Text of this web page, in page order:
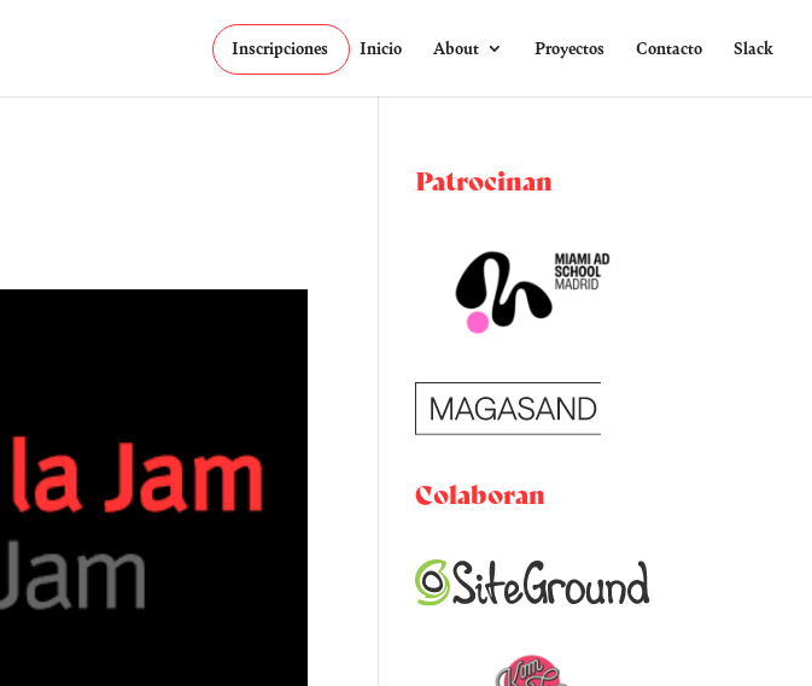
Inscripciones Inicio About Proyectos Contacto Slack
Patrocinan
Colaboran